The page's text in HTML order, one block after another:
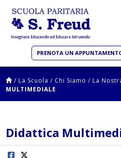
PRENOTA UN
/ La Scuola / Chi Siamo / La
MULTIMEDIALE
Didattica